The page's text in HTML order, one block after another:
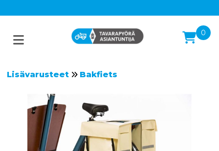
0
Lisävarusteet Bakfiets